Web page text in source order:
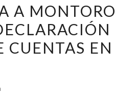
A MONTORO
CUENTAS EN